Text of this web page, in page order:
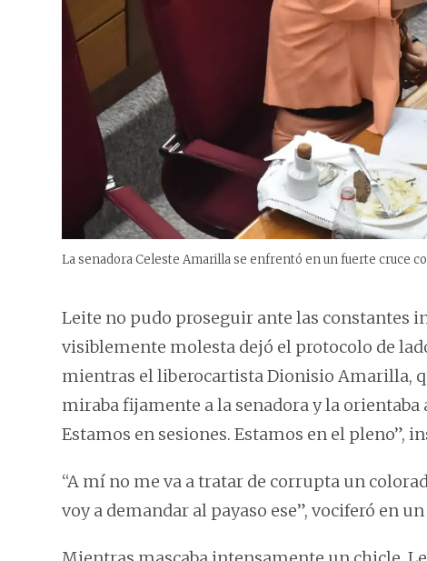
La senadora Celeste Amarilla se enfrentó en un fuerte cruce
Leite no pudo proseguir ante las constantes
visiblemente molesta dejó el protocolo de
mientras el liberocartista Dionisio Amarilla,
miraba fijamente a la senadora y la
Estamos en sesiones. Estamos en el pleno”,
“A mí no me va a tratar de corrupta un
voy a demandar al payaso ese”, vociferó en